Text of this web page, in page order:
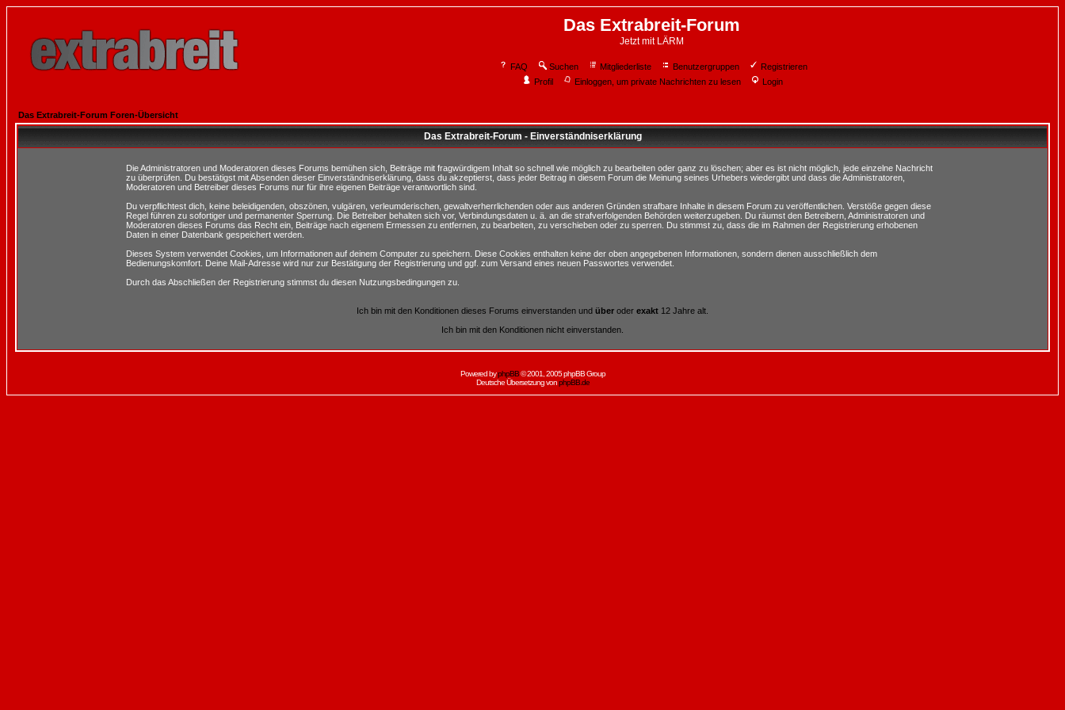
Das Extrabreit-Forum
Jetzt mit LÄRM
FAQ Suchen Mitgliederliste Benutzergruppen
Registrieren
Profil
Einloggen, um private Nachrichten zu lesen Login
Das Extrabreit-Forum Foren-Übersicht
Das Extrabreit-Forum - Einverständniserklärung
Die Administratoren und Moderatoren dieses Forums bemühen sich, Beiträge mit fragwürdigem Inhalt so schnell wie möglich zu bearbeiten oder ganz zu löschen; aber es ist nicht möglich, jede einzelne Nachricht
zu überprüfen. Du bestätigst mit Absenden dieser Einverständniserklärung, dass du akzeptierst, dass jeder Beitrag in diesem Forum die Meinung seines Urhebers wiedergibt und dass die Administratoren,
Moderatoren und Betreiber dieses Forums nur für ihre eigenen Beiträge verantwortlich sind.
Du verpflichtest dich, keine beleidigenden, obszönen, vulgären, verleumderischen, gewaltverherrlichenden oder aus anderen Gründen strafbare Inhalte in diesem Forum zu veröffentlichen. Verstöße gegen diese
Regel führen zu sofortiger und permanenter Sperrung. Die Betreiber behalten sich vor, Verbindungsdaten u. ä. an die strafverfolgenden Behörden weiterzugeben. Du räumst den Betreibern, Administratoren und
Moderatoren dieses Forums das Recht ein, Beiträge nach eigenem Ermessen zu entfernen, zu bearbeiten, zu verschieben oder zu sperren. Du stimmst zu, dass die im Rahmen der Registrierung erhobenen
Daten in einer Datenbank gespeichert werden.
Dieses System verwendet Cookies, um Informationen auf deinem Computer zu speichern. Diese Cookies enthalten keine der oben angegebenen Informationen, sondern dienen ausschließlich dem
Bedienungskomfort. Deine Mail-Adresse wird nur zur Bestätigung der Registrierung und ggf. zum Versand eines neuen Passwortes verwendet.
Durch das Abschließen der Registrierung stimmst du diesen Nutzungsbedingungen zu.
Ich bin mit den Konditionen dieses Forums einverstanden und über oder exakt 12 Jahre alt.
Ich bin mit den Konditionen nicht einverstanden.
Powered byphpBB© 2001, 2005 phpBB Group
Deutsche Übersetzung vonphpBB.de